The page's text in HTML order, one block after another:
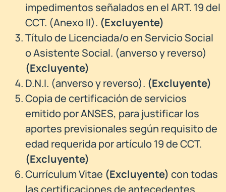
impedimentos señalados en el ART. 19 del
CCT. (Anexo II). (Excluyente)
Título de Licenciada/o en Servicio Social
o Asistente Social. (anverso y reverso)
(Excluyente)
D.N.I. (anverso y reverso). (Excluyente)
Copia de certificación de servicios
emitido por ANSES, para justificar los
aportes previsionales según requisito de
edad requerida por artículo 19 de CCT.
(Excluyente)
Currículum Vitae (Excluyente) con todas